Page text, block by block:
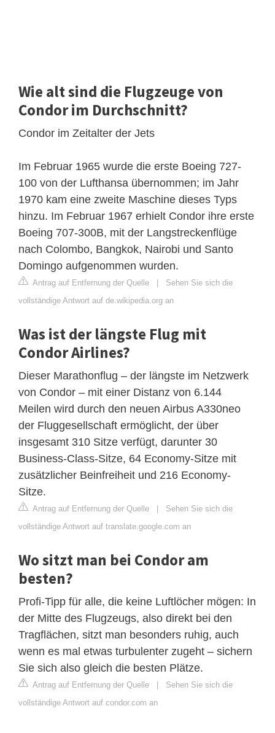
Wie alt sind die Flugzeuge von
Condor im Durchschnitt?
Condor im Zeitalter der Jets
Im Februar 1965 wurde die erste Boeing 727-
100 von der Lufthansa übernommen; im Jahr
1970 kam eine zweite Maschine dieses Typs
hinzu. Im Februar 1967 erhielt Condor ihre erste
Boeing 707-300B, mit der Langstreckenflüge
nach Colombo, Bangkok, Nairobi und Santo
Domingo aufgenommen wurden.
Antrag auf Entfernung der Quelle | Sehen Sie sich die
vollständige Antwort auf de.wikipedia.org an
Was ist der längste Flug mit
Condor Airlines?
Dieser Marathonflug – der längste im Netzwerk
von Condor – mit einer Distanz von 6.144
Meilen wird durch den neuen Airbus A330neo
der Fluggesellschaft ermöglicht, der über
insgesamt 310 Sitze verfügt, darunter 30
Business-Class-Sitze, 64 Economy-Sitze mit
zusätzlicher Beinfreiheit und 216 Economy-
Sitze.
Antrag auf Entfernung der Quelle | Sehen Sie sich die
vollständige Antwort auf translate.google.com an
Wo sitzt man bei Condor am
besten?
Profi-Tipp für alle, die keine Luftlöcher mögen: In
der Mitte des Flugzeugs, also direkt bei den
Tragflächen, sitzt man besonders ruhig, auch
wenn es mal etwas turbulenter zugeht – sichern
Sie sich also gleich die besten Plätze.
Antrag auf Entfernung der Quelle | Sehen Sie sich die
vollständige Antwort auf condor.com an